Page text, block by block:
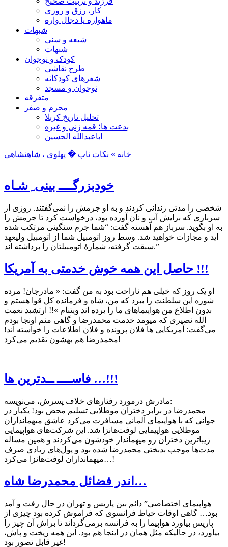
کار، رزق و روزی
ماهواره یا دجال واره
شبهات
شیعه و سنی
شبهات
کودک و نوجوان
طرح نقاشی
شعرهای کودکانه
نوجوان و مسجد
متفرقه
محرم و صفر
تحلیل تاریخ کربلا
بدعت ها؛ قمه زنی و غیره
اباعبدالله الحسین
خانه » نکات ناب � پهلوی ، شاهنشاهی
خودبزرگــــ بینی ِ شـاه
شخصی را مدتی زندانی كردند و به او جرمش را نمی‌گفتند. روزی از
سربازی كه برايش آب و نان آورده بود، درخواست كرد تا جرمش را
به او بگويد. سرباز هم آهسته گفت: “شما جرم سنگینی مرتکب شده
اید و مجازات خواهید شد. وسط روز اتومبیل شما از اتومبیل ولیعهد
سبقت گرفته، شمارهٔ اتومبیلتان را برداشته اند.”
حاصل این همه خوش خدمتی به آمریکا !!!
او یک روز که خیلی هم ناراحت بود به من گفت: « مادرجان! مرده
شوره این سلطنت را ببرد که من، شاه و فرمانده کل قوا هستم و
بدون اطلاع من هواپیماهای ما را برده اند ویتنام »!! ارتشبد نعمت
الله نصیری که میومد خدمت محمدرضا و گاهی منم اونجا بودم
می‌گفت: آمریکایی ها فلان پرونده و فلان اطلاعات را خواسته اند!
محمدرضا هم بهشون تقدیم می‌کرد!
فاســــ ــدترين ها …!!!
مادرش درمورد رفتارهای خلاف پسرش، می‌نويسه:
محمدرضا در برابر دختران موطلایی تسلیم محض بود! یکبار در
جوانی که با هواپیمای آلمانی مسافرت می‌کرد عاشق میهمانداران
موطلایی هواپیمایی لوفت‌هانزا شد. این شرکت‌های هواپیمایی
زیباترین دختران رو میهماندار خودشون می‌کردند و همین مساله
مدت‌ها موجب بدبختی محمدرضا شده بود و پول‌های زیادی صرف
میهمانداران لوفت‌هانزا می‌کرد…!
اندر فضائل محمدرضا شاه…
هواپیمای اختصاصی” دائم بین پاریس و تهران در حال رفت و آمد
بود… گاهی اوقات خیاط فرانسوی که فراموش کرده بود چیزی از
پاریس بیاورد هواپیما را به فرانسه برمی‌گرداند تا براش آن چیز را
بیاورد، در حالیکه مثل همان در اینجا هم بود. اين همه ريخت و پاش،
غير قابل تصور بود!